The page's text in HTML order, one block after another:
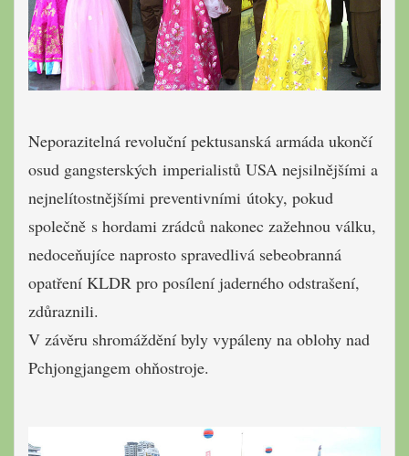
Neporazitelná revoluční pektusanská armáda ukončí
osud gangsterských imperialistů USA nejsilnějšími a
nejnelítostnějšími preventivními útoky, pokud
společně s hordami zrádců nakonec zažehnou válku,
nedoceňujíce naprosto spravedlivá sebeobranná
opatření KLDR pro posílení jaderného odstrašení,
zdůraznili.
V závěru shromáždění byly vypáleny na oblohy nad
Pchjongjangem ohňostroje.